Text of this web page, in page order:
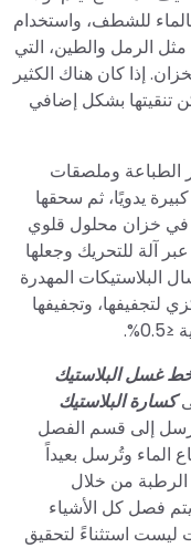
للشطف، واستخدام
مثل الرمل والطين، التي
إذا كان هناك الكثير
تنقيتها بشكل إضافي
الطباعة وملصقات
يدويًا، ثم سحقها
في خزان محلول قلوي
آلة للتحريك وجعلها
البلاستيكات المهدرة
لتجفيفها، وتجفيفها
غسل البلاستيك
كسارة البلاستيك
إلى قسم الفصل
الماء وتُرسل بعيداً
الرطبة من خلال
فصل كل الأشياء
ليست استثناءً لتحقيق